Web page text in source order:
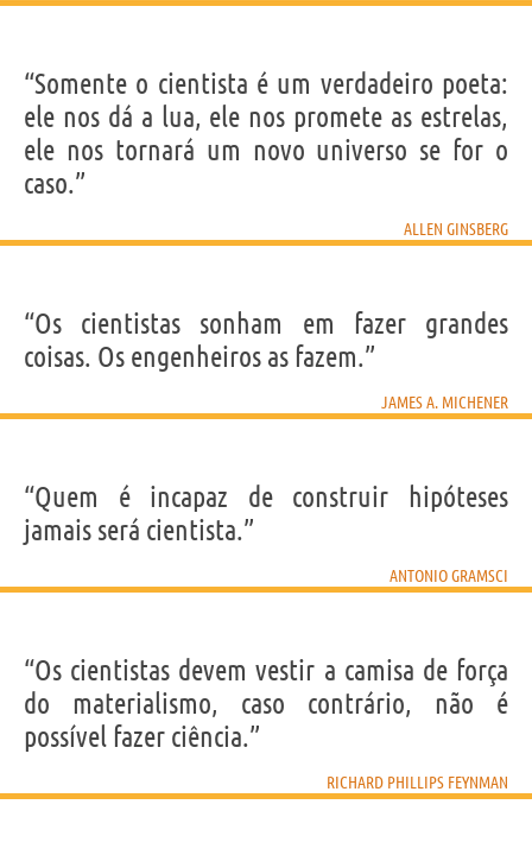
“Somente o cientista é um verdadeiro poeta:
ele nos dá a lua, ele nos promete as estrelas,
ele nos tornará um novo universo se for o
caso.”
ALLEN GINSBERG
“Os cientistas sonham em fazer grandes
coisas. Os engenheiros as fazem.”
JAMES A. MICHENER
“Quem é incapaz de construir hipóteses
jamais será cientista.”
ANTONIO GRAMSCI
“Os cientistas devem vestir a camisa de força
do materialismo, caso contrário, não é
possível fazer ciência.”
RICHARD PHILLIPS FEYNMAN